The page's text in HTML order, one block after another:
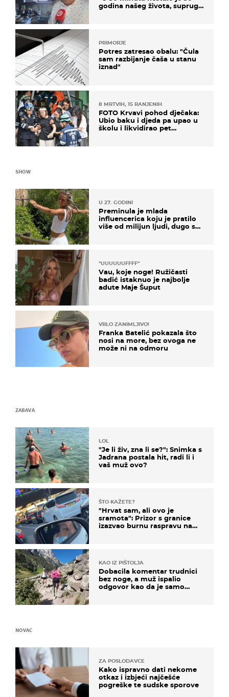
godina našeg života, supruga
PRIMORJE
Potres zatresao obalu: "Čula
sam razbijanje čaša u stanu
iznad"
8 MRTVIH, 15 RANJENIH
FOTO Krvavi pohod dječaka:
Ubio baku i djeda pa upao u
školu i likvidirao pet
SHOW
U 27. GODINI
Preminula je mlada
influencerica koju je pratilo
više od milijun ljudi, dugo se
"UUUUUUFFFF"
Vau, koje noge! Ružičasti
badić istaknuo je najbolje
adute Maje Šuput
VRLO ZANIMLJIVO!
Franka Batelić pokazala što
nosi na more, bez ovoga ne
može ni na odmoru
ZABAVA
LOL
"Je li živ, zna li se?": Snimka s
Jadrana postala hit, radi li i
vaš muž ovo?
ŠTO KAŽETE?
"Hrvat sam, ali ovo je
sramota": Prizor s granice
izazvao burnu raspravu na
KAO IZ PIŠTOLJA
Dobacila komentar trudnici
bez noge, a muž ispalio
odgovor kao da je samo
NOVAC
ZA POSLODAVCE
Kako ispravno dati nekome
otkaz i izbjeći najčešće
pogreške te sudske sporove